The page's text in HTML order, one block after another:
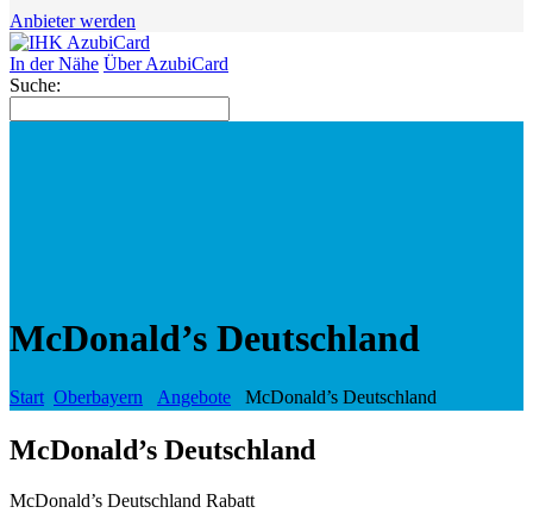
Anbieter werden
In der Nähe Über AzubiCard
Suche:
McDonald’s Deutschland
Start Oberbayern Angebote McDonald’s Deutschland
McDonald’s Deutschland
McDonald’s Deutschland Rabatt